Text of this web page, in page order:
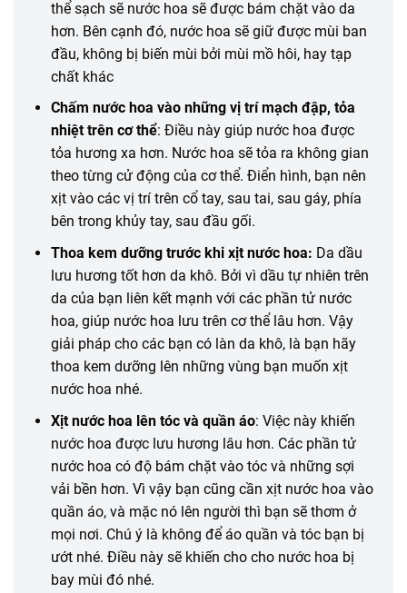
thể sạch sẽ nước hoa sẽ được bám chặt vào da
hơn. Bên cạnh đó, nước hoa sẽ giữ được mùi ban
đầu, không bị biến mùi bởi mùi mồ hôi, hay tạp
chất khác
Chấm nước hoa vào nhữngvị trí mạch đập, tỏa
nhiệt trên cơ thể: Điều này giúp nước hoa được
tỏa hương xa hơn. Nước hoa sẽ tỏa ra không gian
theo từng cử động của cơ thể. Điển hình, bạn nên
xịt vào các vị trí trên cổ tay, sau tai, sau gáy, phía
bên trong khủy tay, sau đầu gối.
Thoa kem dưỡng trước khi xịt nước hoa: Da dầu
lưu hương tốt hơn da khô. Bởi vì dầu tự nhiên trên
da của bạn liên kết mạnh với các phần tử nước
hoa, giúp nước hoa lưu trên cơ thể lâu hơn. Vậy
giải pháp cho các bạn có làn da khô, là bạn hãy
thoa kem dưỡng lên những vùng bạn muốn xịt
nước hoa nhé.
Xịt nước hoa lên tóc và quần áo: Việc này khiến
nước hoa được lưu hương lâu hơn. Các phần tử
nước hoa cóđộ bám chặt vào tóc và những sợi
vải bền hơn. Vì vậy bạn cũng cần xịt nước hoa vào
quần áo, và mặc nó lên người thì bạn sẽ thơm ở
mọi nơi. Chú ý là không để áo quần và tóc bạn bị
ướt nhé. Điều này sẽ khiến cho cho nước hoa bị
bay mùi đónhé.